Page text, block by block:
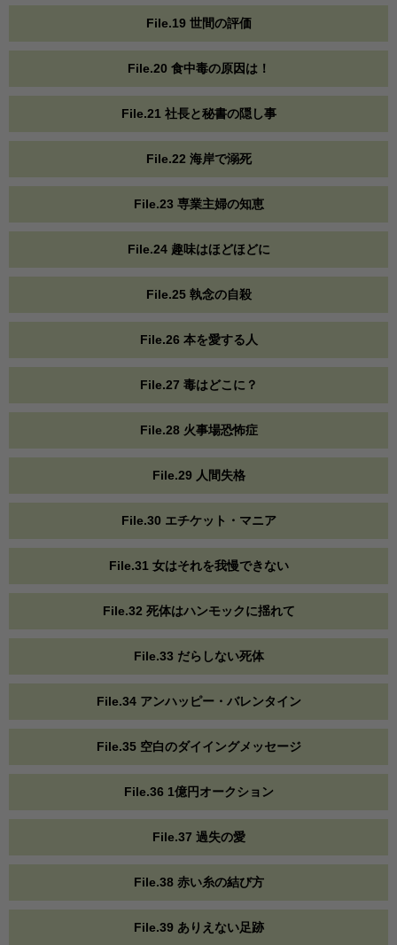
File.19 世間の評価
File.20 食中毒の原因は！
File.21 社長と秘書の隠し事
File.22 海岸で溺死
File.23 専業主婦の知恵
File.24 趣味はほどほどに
File.25 執念の自殺
File.26 本を愛する人
File.27 毒はどこに？
File.28 火事場恐怖症
File.29 人間失格
File.30 エチケット・マニア
File.31 女はそれを我慢できない
File.32 死体はハンモックに揺れて
File.33 だらしない死体
File.34 アンハッピー・バレンタイン
File.35 空白のダイイングメッセージ
File.36 1億円オークション
File.37 過失の愛
File.38 赤い糸の結び方
File.39 ありえない足跡